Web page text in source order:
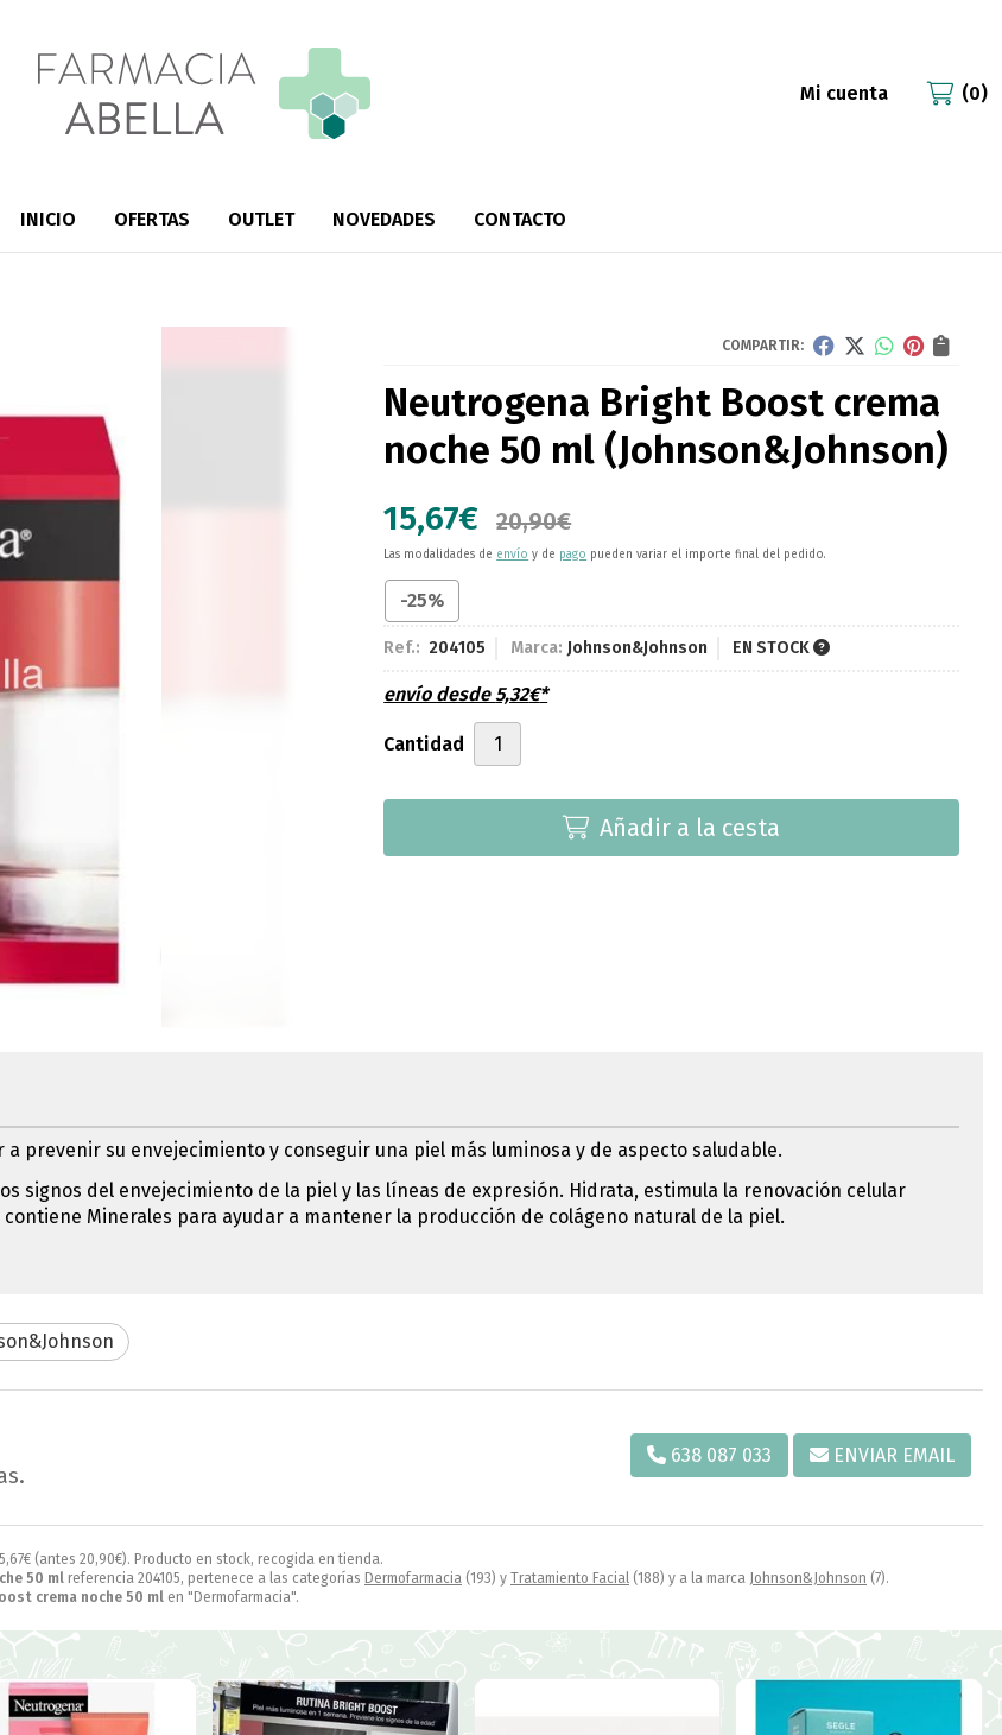
Mi cuenta 0
INICIO OFERTAS OUTLET NOVEDADES CONTACTO
COMPARTIR:
Neutrogena Bright Boost crema
noche 50 ml (Johnson&Johnson)
15,67€ 20,90€
Las modalidades de envío y de pago pueden variar el importe final del pedido.
-25%
Ref.: 204105 Marca: Johnson&Johnson EN STOCK
envío desde5,32€*
Cantidad
Añadir a la cesta
€ (antes 20,90€). Producto en stock, recogida en tienda.
50 ml referencia 204105, pertenece a las categorías Dermofarmacia (193) y Tratamiento Facial (188) y a la marca Johnson&Johnson (7).
crema noche 50 ml en "Dermofarmacia".
prevenir su envejecimiento y conseguir una piel más luminosa y de aspecto saludable.
signos del envejecimiento de la piel y las líneas de expresión. Hidrata, estimula la renovación celular
Minerales para ayudar a mantener la producción de colágeno natural de la piel.
638 087 033 ENVIAR EMAIL